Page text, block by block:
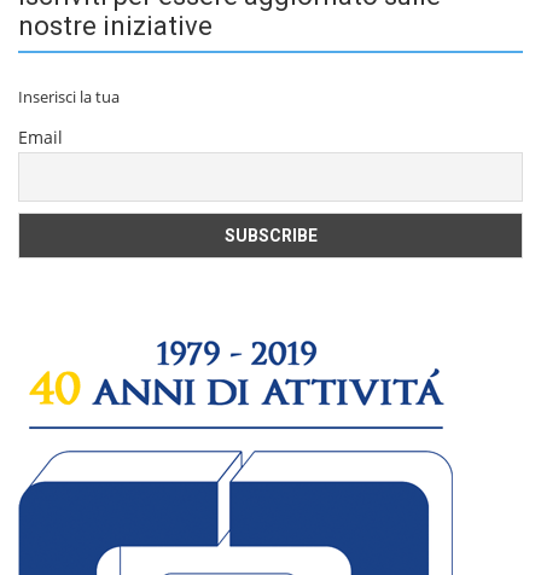
nostre iniziative
Inserisci la tua
Email